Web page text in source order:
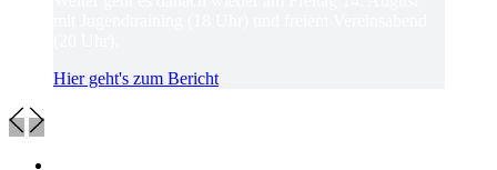
Hier geht's zum Bericht